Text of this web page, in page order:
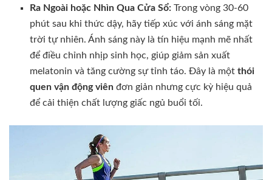
Ra Ngoài hoặc Nhìn Qua Cửa Sổ: Trong vòng 30-60
phút sau khi thức dậy, hãy tiếp xúc với ánh sáng mặt
trời tự nhiên. Ánh sáng này là tín hiệu mạnh mẽ nhất
để điều chỉnh nhịp sinh học, giúp giảm sản xuất
melatonin và tăng cường sự tỉnh táo. Đây là mộtthói
quen vận động viên đơn giản nhưng cực kỳ hiệu quả
để cải thiện chất lượng giấc ngủ buổi tối.